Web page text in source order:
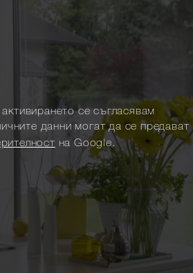
се съгласявам
данни могат да се предават
на Google.